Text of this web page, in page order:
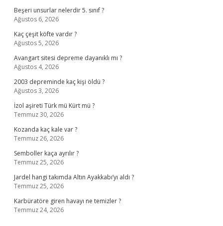
Beşeri unsurlar nelerdir 5. sınıf ?
Ağustos 6, 2026
Kaç çeşit köfte vardır ?
Ağustos 5, 2026
Avangart sitesi depreme dayanıklı mı ?
Ağustos 4, 2026
2003 depreminde kaç kişi öldü ?
Ağustos 3, 2026
İzol aşireti Türk mü Kürt mü ?
Temmuz 30, 2026
Kozanda kaç kale var ?
Temmuz 26, 2026
Semboller kaça ayrılır ?
Temmuz 25, 2026
Jardel hangi takımda Altın Ayakkabı’yı aldı ?
Temmuz 25, 2026
Karbüratöre giren havayı ne temizler ?
Temmuz 24, 2026